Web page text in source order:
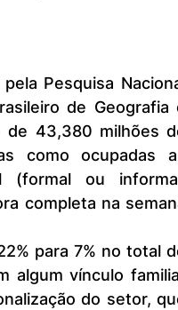
de Geografia
de 43,380 milhões
como ocupadas
(formal ou
completa na
algum vínculo
do setor,